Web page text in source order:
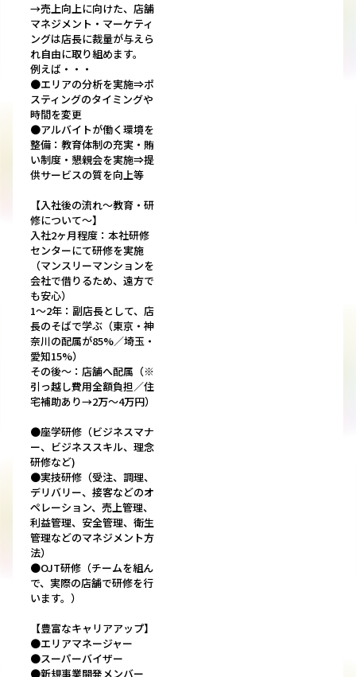
→売上向上に向けた、店舗
マネジメント・マーケティ
ングは店長に裁量が与えら
れ自由に取り組めます。
例えば・・・
●エリアの分析を実施⇒ポ
スティングのタイミングや
時間を変更
●アルバイトが働く環境を
整備：教育体制の充実・賄
い制度・懇親会を実施⇒提
供サービスの質を向上等
【入社後の流れ～教育・研
修について～】
入社2ヶ月程度：本社研修
センターにて研修を実施
（マンスリーマンションを
会社で借りるため、遠方で
も安心）
1～2年：副店長として、店
長のそばで学ぶ（東京・神
奈川の配属が85%／埼玉・
愛知15%）
その後～：店舗へ配属（※
引っ越し費用全額負担／住
宅補助あり→2万～4万円）
●座学研修（ビジネスマナ
ー、ビジネススキル、理念
研修など)
●実技研修（受注、調理、
デリバリー、接客などのオ
ペレーション、売上管理、
利益管理、安全管理、衛生
管理などのマネジメント方
法）
●OJT研修（チームを組ん
で、実際の店舗で研修を行
います。）
【豊富なキャリアアップ】
●エリアマネージャー
●スーパーバイザー
●新規事業開発メンバー